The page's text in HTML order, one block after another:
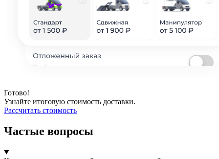
Готово!
Узнайте итоговую стоимость доставки.
Рассчитать стоимость
Частые вопросы